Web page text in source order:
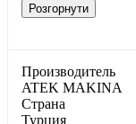
Розгорнути
Производитель
ATEK MAKINA
Страна
Турция